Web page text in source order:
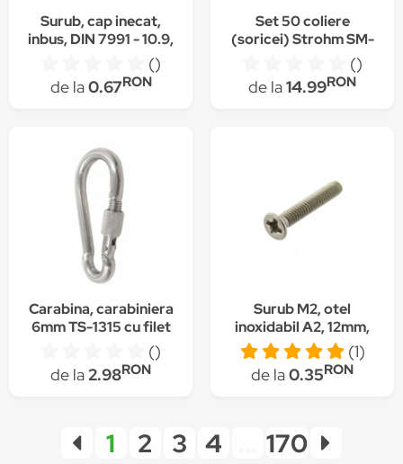
Surub, cap inecat,
inbus, DIN 7991 - 10.9,
()
de la0.67RON
Set 50 coliere
(soricei) Strohm SM-
CV-400-4-8, plastic,
400x4.8mm, Alb
()
de la14.99RON
Carabina, carabiniera
6mm TS-1315 cu filet
()
de la2.98RON
Surub M2, otel
inoxidabil A2, 12mm,
cap ingropat,
BOSSARD, 1212729,
T149579
(1)
de la0.35RON
1 2 3 4 170